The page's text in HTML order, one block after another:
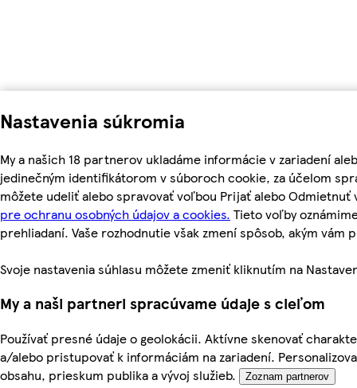
Nastavenia súkromia
My a našich 18 partnerov ukladáme informácie v zariadení
jedinečným identifikátorom v súboroch cookie, za účelom
môžete udeliť alebo spravovať voľbou Prijať alebo
pre ochranu osobných údajov a cookies. Tieto voľby
prehliadaní. Vaše rozhodnutie však zmení spôsob, akým vám
Svoje nastavenia súhlasu môžete zmeniť kliknutím na
My a naši partneri spracúvame údaje s cieľom
Používať presné údaje o geolokácii. Aktívne skenovať
a/alebo pristupovať k informáciám na zariadení.
obsahu, prieskum publika a vývoj služieb.
Zoznam partnerov